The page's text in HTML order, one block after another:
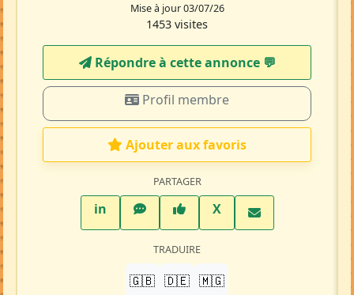
Mise à jour 03/07/26
1453 visites
Répondre à cette annonce 💬​
Profil membre
Ajouter aux favoris
PARTAGER
inLinkedInWhatsAppFacebook
XTwitter X
TRADUIRE
🇬🇧 🇩🇪 🇲🇬